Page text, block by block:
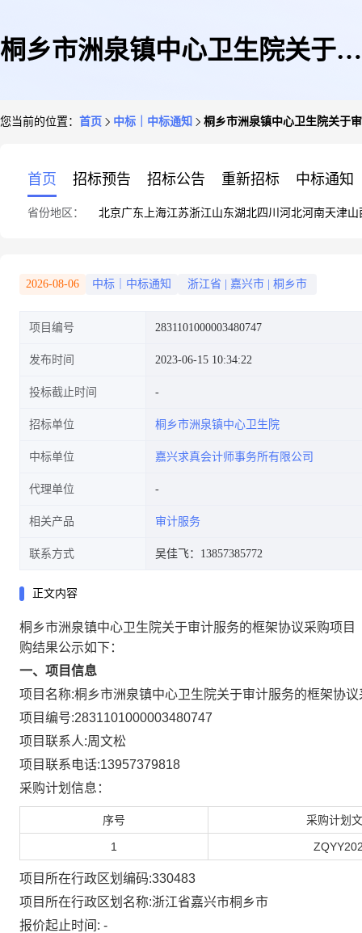
桐乡市洲泉镇中心卫生院关于审
您当前的位置： 首页 中标｜中标通知 桐乡市洲泉镇中心卫生院关于
首页 招标预告 招标公告 重新招标 中标通知
省份地区： 北京广东 上海江苏浙江山东湖北四川 河北河南天津山
2026-08-06 中标｜中标通知 浙江省 嘉兴市 桐乡市
项目编号 2831101000003480747
发布时间 2023-06-15 10:34:22
投标截止时间
招标单位 桐乡市洲泉镇中心卫生院
中标单位 嘉兴求真会计师事务所有限公司
代理单位
相关产品 审计服务
联系方式 吴佳飞：13857385772
正文内容
桐乡市洲泉镇中心卫生院关于审计服务的框架协议采购项目
购结果公示如下：
一、项目信息
项目名称:桐乡市洲泉镇中心卫生院关于审计服务的框架协议
项目编号:2831101000003480747
项目联系人:周文松
项目联系电话:13957379818
采购计划信息：
序号 采购计划
1
项目所在行政区划编码:330483
项目所在行政区划名称:浙江省嘉兴市桐乡市
报价起止时间: -